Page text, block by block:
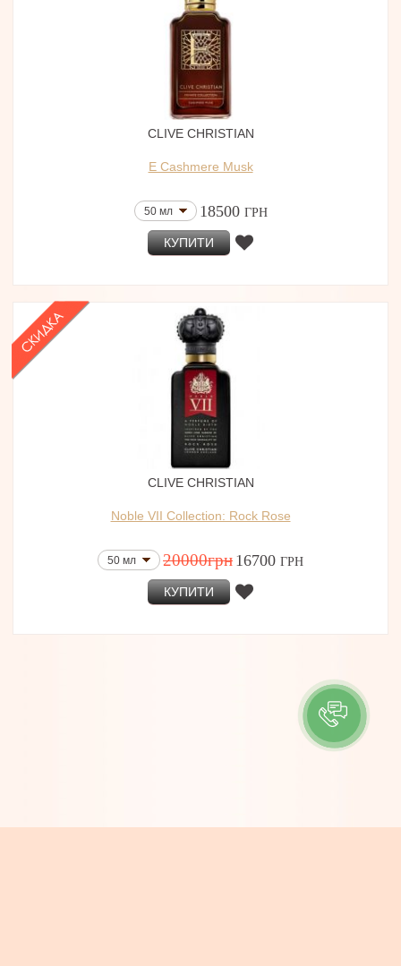
CLIVE CHRISTIAN
E Cashmere Musk
50 мл 18500 ГРН
КУПИТИ
CLIVE CHRISTIAN
Noble VII Collection: Rock Rose
50 мл 20000грн 16700 ГРН
КУПИТИ